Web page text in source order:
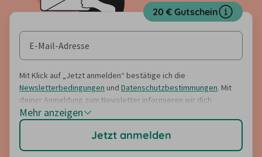
20 € Gutschein
Mit Klick auf „Jetzt anmelden“ bestätige ich die
Newsletterbedingungen und Datenschutzbestimmungen. Mit
deiner Anmeldung zum Newsletter informieren wir dich
regelmäßig über (Rabatt-)Angebote, Umfragen, Gewinnspiele
sowie Reise- und Servicetipps und Neuerungen auf unseren
Portalen. Der Erhalt des Newsletters ist kostenlos und
unverbindlich. Eine Abmeldung ist über den Link am Ende jedes
Mehr anzeigen
Jetzt anmelden